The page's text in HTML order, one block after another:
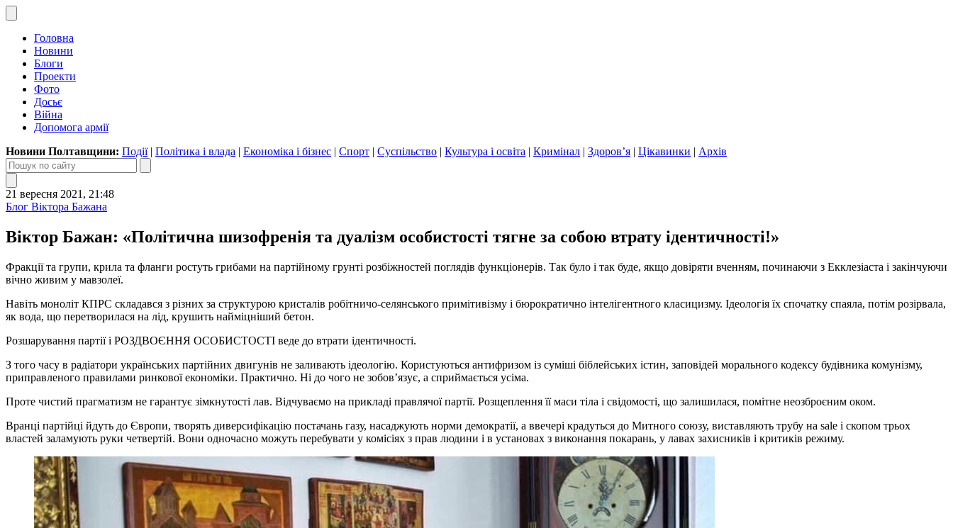
Головна
Новини
Блоги
Проекти
Фото
Досьє
Війна
Допомога армії
Новини Полтавщини: Події| Політика і влада | Економіка і бізнес | Спорт | Суспільство | Культура і освіта | Кримінал | Здоров’я | Цікавинки | Архів
21 вересня 2021, 21:48
Блог Віктора Бажана
Віктор Бажан: «Політична шизофренія та дуалізм особистості тягне за собою втрату ідентичності!»
Фракції та групи, крила та фланги ростуть грибами на партійному грунті розбіжностей поглядів функціонерів. Так було і так буде, якщо довіряти вченням, починаючи з Екклезіаста і закінчуючи
вічно живим у мавзолеї.
Навіть моноліт КПРС складався з різних за структурою кристалів робітничо-селянського примітивізму і бюрократично інтелігентного класицизму. Ідеологія їх спочатку спаяла, потім розірвала,
як вода, що перетворилася на лід, крушить найміцніший бетон.
Розшарування партії і РОЗДВОЄННЯ ОСОБИСТОСТІ веде до втрати ідентичності.
З того часу в радіатори українських партійних двигунів не заливають ідеологію. Користуються антифризом із суміші біблейських істин, заповідей морального кодексу будівника комунізму,
приправленого правилами ринкової економіки. Практично. Ні до чого не зобов’язує, а сприймається усіма.
Проте чистий прагматизм не гарантує зімкнутості лав. Відчуваємо на прикладі правлячої партії. Розщеплення її маси тіла і свідомості, що залишилася, помітне неозброєним оком.
Вранці партійці йдуть до Європи, творять диверсифікацію постачань газу, насаджують норми демократії, а ввечері крадуться до Митного союзу, виставляють трубу на sale і скопом трьох
властей заламують руки четвертій. Вони одночасно можуть перебувати у комісіях з прав людини і в установах з виконання покарань, у лавах захисників і критиків режиму.